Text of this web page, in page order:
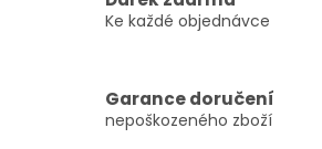
Ke každé objednávce
Garance doručení
nepoškozeného zboží